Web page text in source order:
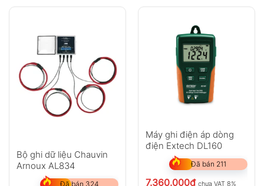
Bộ ghi dữ liệu Chauvin
Arnoux AL834
Đã bán 324
Máy ghi điện áp dòng
điện Extech DL160
Đã bán 211
7.360.000₫ chưa VAT 8%